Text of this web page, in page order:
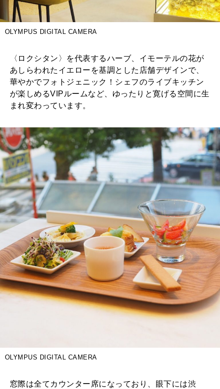
OLYMPUS DIGITAL CAMERA
〈ロクシタン〉を代表するハーブ、イモーテルの花が
あしらわれたイエローを基調とした店舗デザインで、
華やかでフォトジェニック！シェフのライブキッチン
が楽しめるVIPルームなど、ゆったりと寛げる空間に生
まれ変わっています。
OLYMPUS DIGITAL CAMERA
窓際は全てカウンター席になっており、眼下には渋